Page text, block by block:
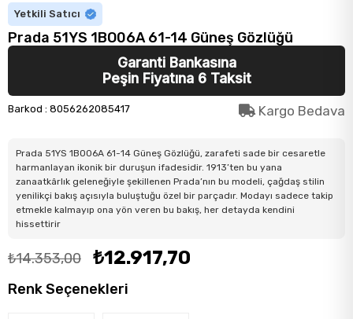
Yetkili Satıcı
Prada 51YS 1BO06A 61-14 Güneş Gözlüğü
Garanti Bankasına
Peşin Fiyatına 6 Taksit
Barkod : 8056262085417 Kargo Bedava
Prada 51YS 1BO06A 61-14 Güneş Gözlüğü, zarafeti sade bir cesaretle
harmanlayan ikonik bir duruşun ifadesidir. 1913’ten bu yana
zanaatkârlık geleneğiyle şekillenen Prada’nın bu modeli, çağdaş stilin
yenilikçi bakış açısıyla buluştuğu özel bir parçadır. Modayı sadece takip
etmekle kalmayıp ona yön veren bu bakış, her detayda kendini
hissettirir
₺14.353,00 ₺12.917,70
Renk Seçenekleri